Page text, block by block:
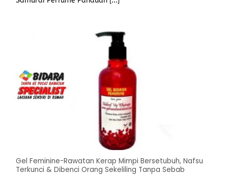
Gel Feminine-Rawatan Kerap Mimpi Bersetubuh, Nafsu
Terkunci & Dibenci Orang Sekeliling Tanpa Sebab